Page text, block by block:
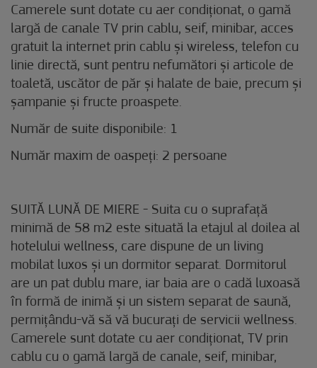
Camerele sunt dotate cu aer condiționat, o gamă
largă de canale TV prin cablu, seif, minibar, acces
gratuit la internet prin cablu și wireless, telefon cu
linie directă, sunt pentru nefumători și articole de
toaletă, uscător de păr și halate de baie, precum și
șampanie și fructe proaspete.
Număr de suite disponibile: 1
Număr maxim de oaspeți: 2 persoane
SUITĂ LUNĂ DE MIERE - Suita cu o suprafață
minimă de 58 m2 este situată la etajul al doilea al
hotelului wellness, care dispune de un living
mobilat luxos și un dormitor separat. Dormitorul
are un pat dublu mare, iar baia are o cadă luxoasă
în formă de inimă și un sistem separat de saună,
permițându-vă să vă bucurați de servicii wellness.
Camerele sunt dotate cu aer condiționat, TV prin
cablu cu o gamă largă de canale, seif, minibar,